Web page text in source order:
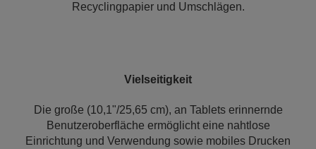
Recyclingpapier und Umschlägen.
Vielseitigkeit
Die große (10,1"/25,65 cm), an Tablets erinnernde
Benutzeroberfläche ermöglicht eine nahtlose
Einrichtung und Verwendung sowie mobiles Drucken